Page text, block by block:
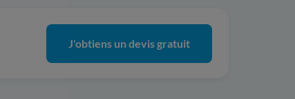
J'obtiens un devis gratuit